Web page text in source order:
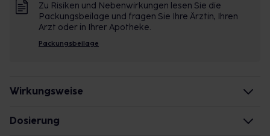
Zu Risiken und Nebenwirkungen lesen Sie die
Packungsbeilage und fragen Sie Ihre Ärztin, Ihren
Arzt oder in Ihrer Apotheke.
Packungsbeilage
Wirkungsweise
Dosierung